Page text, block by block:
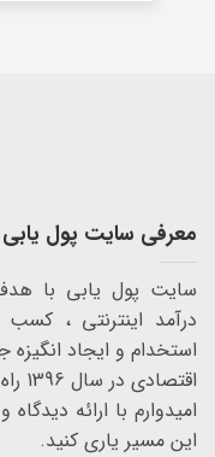
معرفی سایت پول یابی
سایت پول یابی با
درآمد اینترنتی ،
استخدام و ایجاد
اقتصادی در سال 1396 راه اندازی شد.
امیدوارم با ارائه
این مسیر یاری کنید.